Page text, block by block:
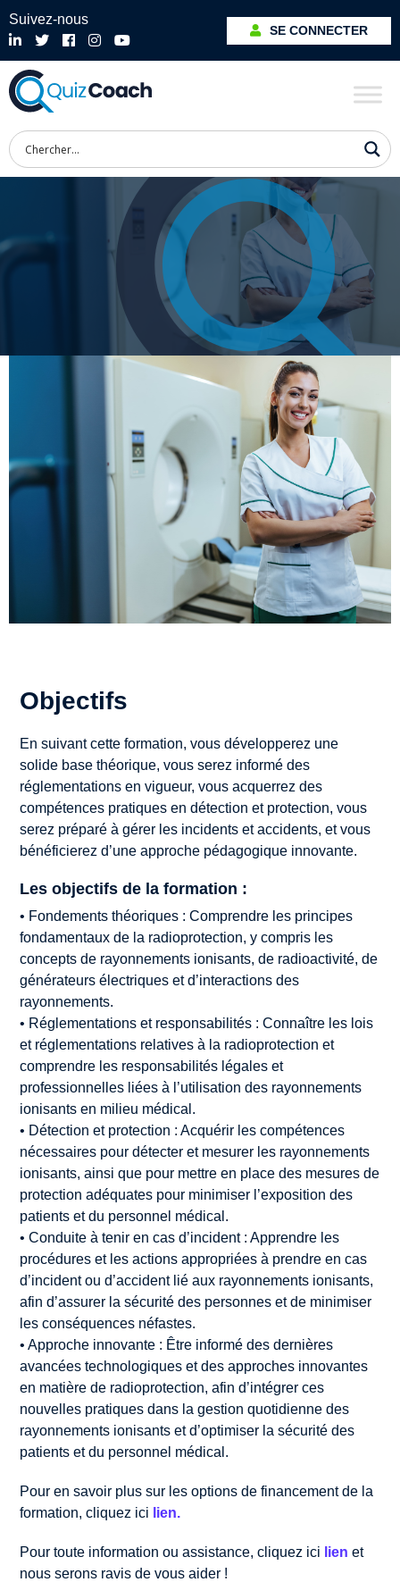
Suivez-nous
SE CONNECTER
Objectifs
En suivant cette formation, vous développerez une
solide base théorique, vous serez informé des
réglementations en vigueur, vous acquerrez des
compétences pratiques en détection et protection, vous
serez préparé à gérer les incidents et accidents, et vous
bénéficierez d’une approche pédagogique innovante.
Les objectifs de la formation :
• Fondements théoriques : Comprendre les principes
fondamentaux de la radioprotection, y compris les
concepts de rayonnements ionisants, de radioactivité, de
générateurs électriques et d’interactions des
rayonnements.
• Réglementations et responsabilités : Connaître les lois
et réglementations relatives à la radioprotection et
comprendre les responsabilités légales et
professionnelles liées à l’utilisation des rayonnements
ionisants en milieu médical.
• Détection et protection : Acquérir les compétences
nécessaires pour détecter et mesurer les rayonnements
ionisants, ainsi que pour mettre en place des mesures de
protection adéquates pour minimiser l’exposition des
patients et du personnel médical.
• Conduite à tenir en cas d’incident : Apprendre les
procédures et les actions appropriées à prendre en cas
d’incident ou d’accident lié aux rayonnements ionisants,
afin d’assurer la sécurité des personnes et de minimiser
les conséquences néfastes.
• Approche innovante : Être informé des dernières
avancées technologiques et des approches innovantes
en matière de radioprotection, afin d’intégrer ces
nouvelles pratiques dans la gestion quotidienne des
rayonnements ionisants et d’optimiser la sécurité des
patients et du personnel médical.
Pour en savoir plus sur les options de financement de la
formation, cliquez ici lien.
Pour toute information ou assistance, cliquez ici lien et
nous serons ravis de vous aider !